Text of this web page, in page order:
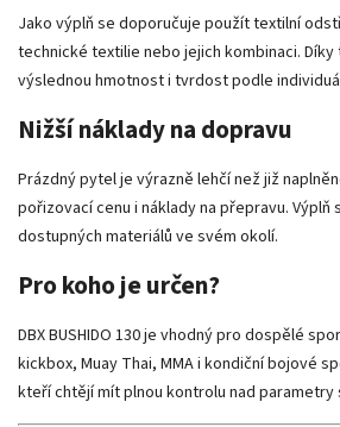
Jako výplň se doporučuje použít textilní
technické textilie nebo jejich kombinaci.
výslednou hmotnost i tvrdost podle
Nižší náklady na dopravu
Prázdný pytel je výrazně lehčí než již
pořizovací cenu i náklady na přepravu.
dostupných materiálů ve svém okolí.
Pro koho je určen?
DBX BUSHIDO 130 je vhodný pro dospělé
kickbox, Muay Thai, MMA i kondiční bojové
kteří chtějí mít plnou kontrolu nad